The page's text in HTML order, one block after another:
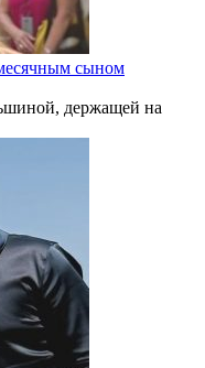
сыном
держащей на